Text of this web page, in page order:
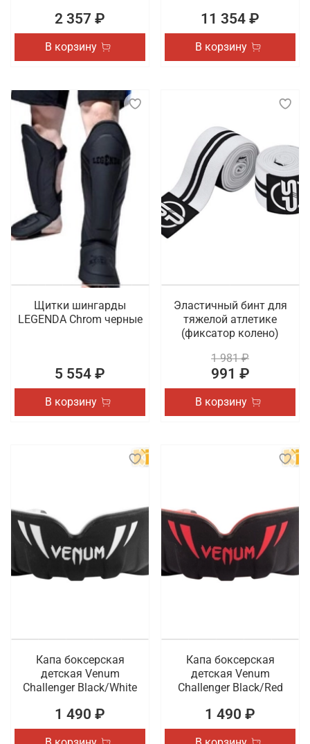
2 357 ₽
В корзину
11 354 ₽
В корзину
Щитки шингарды
LEGENDA Chrom черные
5 554 ₽
В корзину
Эластичный бинт для
тяжелой атлетике
(фиксатор колено)
1 981 ₽
991 ₽
В корзину
Капа боксерская
детская Venum
Challenger Black/White
1 490 ₽
Капа боксерская
детская Venum
Challenger Black/Red
1 490 ₽